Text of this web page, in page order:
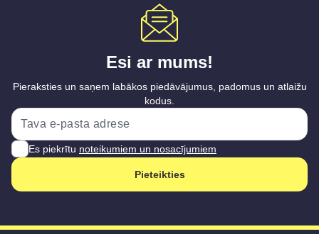
Esi ar mums!
Pieraksties un saņem labākos piedāvājumus, padomus un atlaižu
kodus.
Es piekrītu noteikumiem un nosacījumiem
Pieteikties